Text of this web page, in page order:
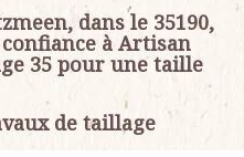
dans le 35190,
à Artisan
35 pour une taille
de taillage